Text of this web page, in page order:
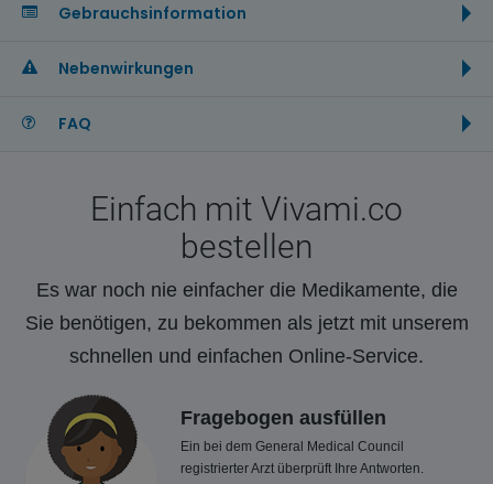
Gebrauchsinformation
Nebenwirkungen
FAQ
Einfach mit Vivami.co
bestellen
Es war noch nie einfacher die Medikamente, die
Sie benötigen, zu bekommen als jetzt mit unserem
schnellen und einfachen Online-Service.
Fragebogen ausfüllen
Ein bei dem General Medical Council
registrierter Arzt überprüft Ihre Antworten.